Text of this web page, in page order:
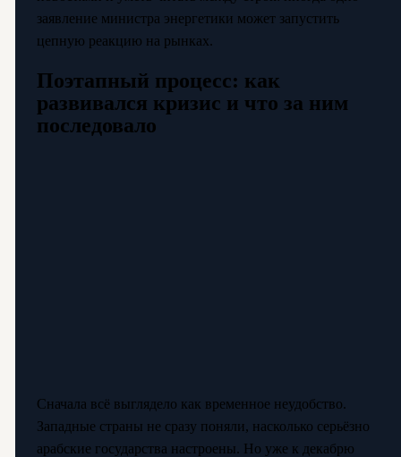
заявление министра энергетики может запустить
цепную реакцию на рынках.
Поэтапный процесс: как
развивался кризис и что за ним
последовало
Сначала всё выглядело как временное неудобство.
Западные страны не сразу поняли, насколько серьёзно
арабские государства настроены. Но уже к декабрю